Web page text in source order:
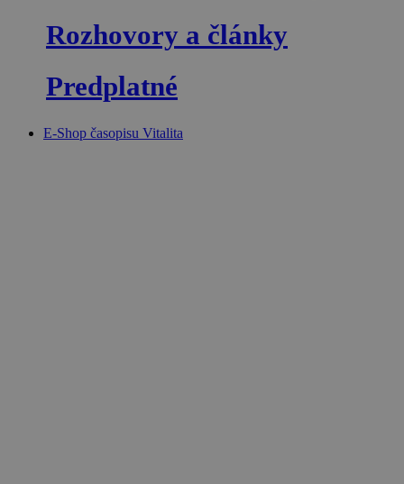
Rozhovory a články
Predplatné
E-Shop časopisu Vitalita